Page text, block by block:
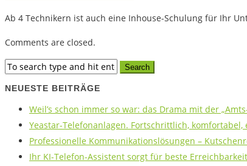
Ab 4 Technikern ist auch eine Inhouse-Schulung für Ihr
Comments are closed.
NEUESTE BEITRÄGE
Weil’s schon immer so war: das Drama mit der
Yeastar-Telefonanlagen. Fortschrittlich, komfortabel,
Professionelle Kommunikationslösungen –
Ihr KI-Telefon-Assistent sorgt für beste Erreichbarkeit